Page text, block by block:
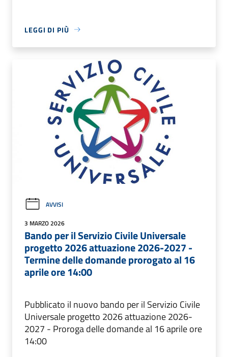
LEGGI DI PIÙ
AVVISI
3 MARZO 2026
Bando per il Servizio Civile Universale
progetto 2026 attuazione 2026-2027 -
Termine delle domande prorogato al 16
aprile ore 14:00
Pubblicato il nuovo bando per il Servizio Civile
Universale progetto 2026 attuazione 2026-
2027 - Proroga delle domande al 16 aprile ore
14:00